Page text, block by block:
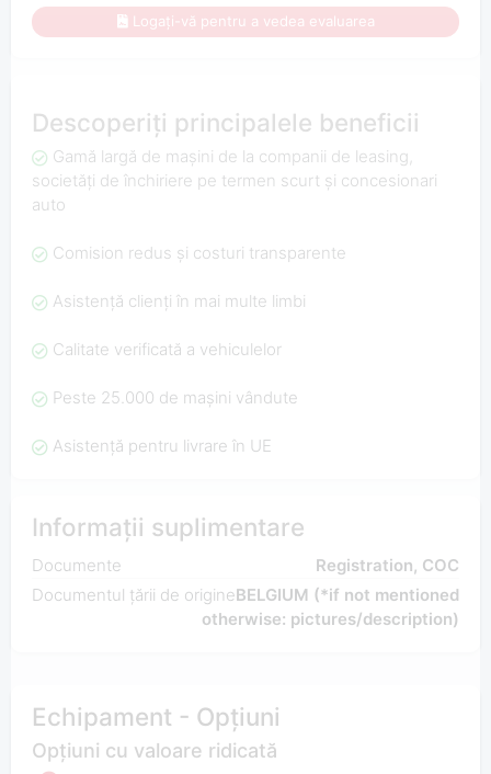
Logați-vă pentru a vedea evaluarea
Descoperiți principalele beneficii
Gamă largă de mașini de la companii de leasing,
societăți de închiriere pe termen scurt și concesionari
auto
Comision redus și costuri transparente
Asistență clienți în mai multe limbi
Calitate verificată a vehiculelor
Peste 25.000 de mașini vândute
Asistență pentru livrare în UE
Informații suplimentare
Documente
Registration, COC
Documentul țării de origineBELGIUM (*if not mentioned
otherwise: pictures/description)
Echipament - Opțiuni
Opțiuni cu valoare ridicată